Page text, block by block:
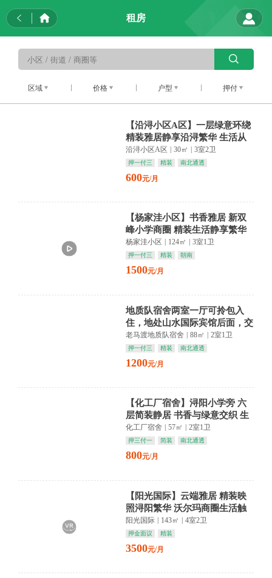
租房
区域 价格 户型 押付
【沿浔小区A区】一层绿意环绕
精装雅居静享沿浔繁华 生活从
容如诗
沿浔小区A区 30㎡ 3室2卫
押一付三 精装 南北通透
600元/月
【杨家洼小区】书香雅居 新双
峰小学商圈 精装生活静享繁华
杨家洼小区 124㎡ 3室1卫
押一付三 精装 朝南
1500元/月
地质队宿舍两室一厅可拎包入
住，地处山水国际宾馆后面，交
通方便，生活配套设备全。
老马渡地质队宿舍 88㎡ 2室1卫
押一付三 精装 南北通透
1200元/月
【化工厂宿舍】浔阳小学旁 六
层简装静居 书香与绿意交织 生
活悠然自得
化工厂宿舍 57㎡ 2室1卫
押三付一 简装 南北通透
800元/月
【阳光国际】云端雅居 精装映
照浔阳繁华 沃尔玛商圈生活触
手可及
阳光国际 | 143㎡ | 4室2卫
押金面议 精装
3500元/月